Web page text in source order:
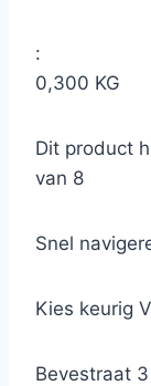
:
0,300 KG
Dit product
van 8
Snel
Kies keurig
Bevestraat 3